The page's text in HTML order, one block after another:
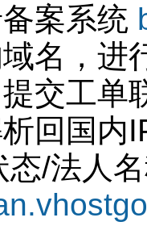
案系统
名，进
交工单
回国内
态/法人